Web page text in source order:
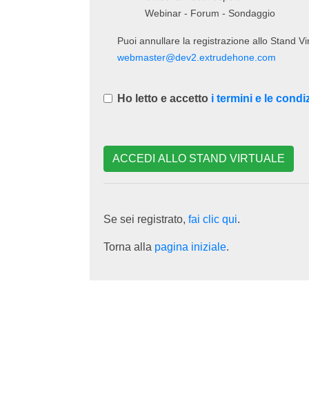
Webinar - Forum - Sondaggio
Puoi annullare la registrazione allo Stand
webmaster@dev2.extrudehone.com
Ho letto e accetto i termini e le
ACCEDI ALLO STAND VIRTUALE
Se sei registrato, fai clic qui.
Torna alla pagina iniziale.